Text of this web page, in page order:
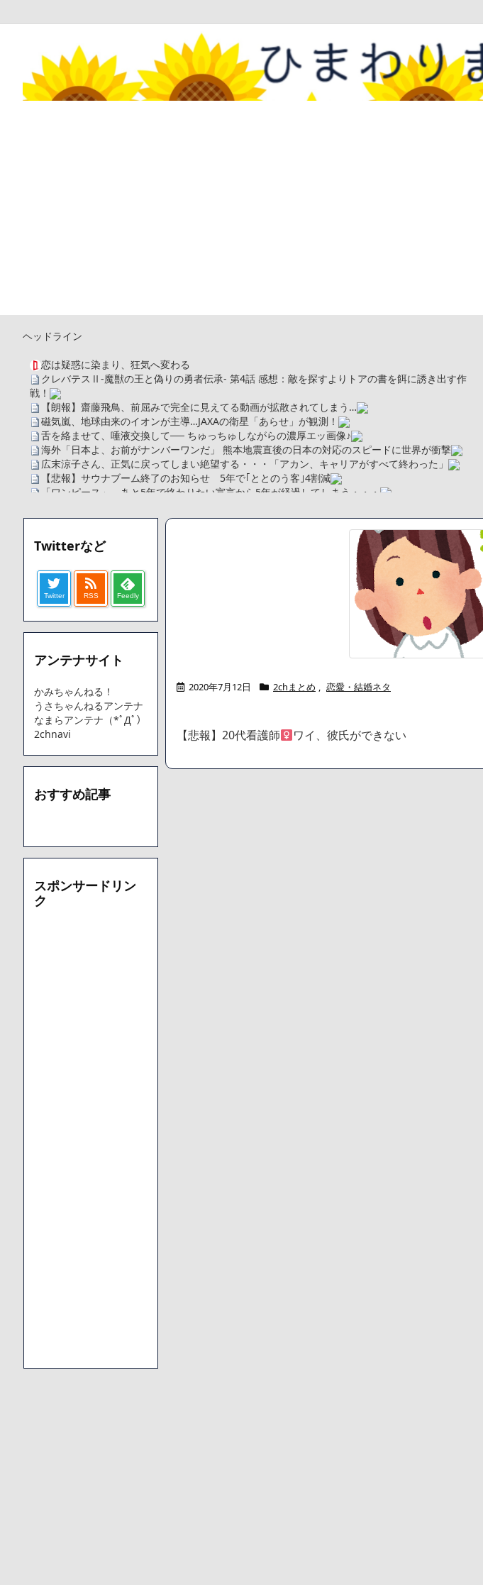
ヘッドライン
恋は疑惑に染まり、狂気へ変わる
クレバテスⅡ-魔獣の王と偽りの勇者伝承- 第4話 感想：敵を探すよりトアの書を餌に誘き出す作
戦！
【朗報】齋藤飛鳥、前屈みで完全に見えてる動画が拡散されてしまう…
磁気嵐、地球由来のイオンが主導…JAXAの衛星「あらせ」が観測！
舌を絡ませて、唾液交換して── ちゅっちゅしながらの濃厚エッ画像♪
海外「日本よ、お前がナンバーワンだ」 熊本地震直後の日本の対応のスピードに世界が衝撃
広末涼子さん、正気に戻ってしまい絶望する・・・「アカン、キャリアがすべて終わった」
【悲報】サウナブーム終了のお知らせ 5年で｢ととのう客｣4割減
「ワンピース」、あと5年で終わりたい宣言から5年が経過してしまう・・・
【画像】さくまあきら「桃鉄の赤マスは実際に行ってみてクソだった所です」
【愕然】ワイ「豚バラ220gカリッカリになるまで焼いて重さ調べたろww(2割3割減ったら御の
字やろなあww)」→結果・・・・・・・・・・・・・・・・・・・
【悲報】ジェネリック医薬品、4割が承認書と異なる製造だったことが発覚「衝撃的な数字だ」
【速報】楽天グループ、減損損失約160億円と約700億円の繰延税金資産の取崩し
【悲報】読売新聞、「避難所の自販機が壊されて窃盗された」というデマ記事をこっそり削除し
てしまう
SM風俗嬢ワイ、なんでも答えるが質問ある？
Powered by livedoor 相互RSS
2020年7月12日 2chまとめ , 恋愛・結婚ネタ
【悲報】20代看護師 ワイ、彼氏ができない
Twitterなど
Twitter RSS Feedly
アンテナサイト
かみちゃんねる！
うさちゃんねるアンテナ
なまらアンテナ（*ﾟДﾟ）
2chnavi
おすすめ記事
スポンサードリン
ク